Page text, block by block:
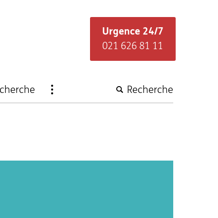
Urgence 24/7
021 626 81 11
Ouvrir
la
Recherche